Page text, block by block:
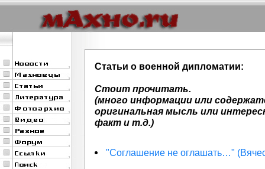
Статьи о военной дипломатии:
Стоит прочитать.
(много информации или
оригинальная мысль или
факт и т.д.)
"Соглашение не оглашать…"